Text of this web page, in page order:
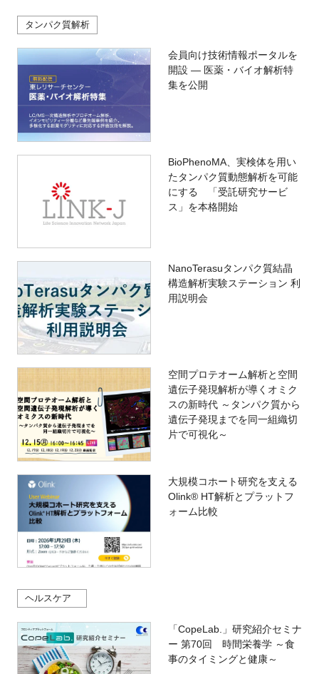
タンパク質解析
会員向け技術情報ポータルを
開設 ― 医薬・バイオ解析特
集を公開
BioPhenoMA、実検体を用い
たタンパク質動態解析を可能
にする 「受託研究サービ
ス」を本格開始
NanoTerasuタンパク質結晶
構造解析実験ステーション 利
用説明会
空間プロテオーム解析と空間
遺伝子発現解析が導くオミク
スの新時代 ～タンパク質から
遺伝子発現までを同一組織切
片で可視化～
大規模コホート研究を支える
Olink® HT解析とプラットフ
ォーム比較
ヘルスケア
「CopeLab.」研究紹介セミナ
ー 第70回 時間栄養学 ～食
事のタイミングと健康～